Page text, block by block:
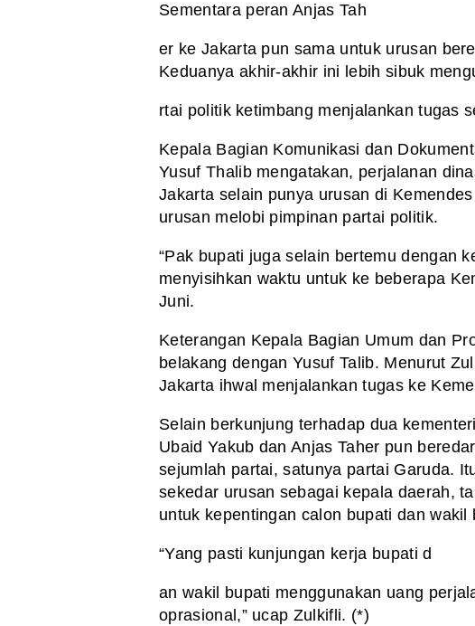
Sementara peran Anjas Tah
er ke Jakarta pun sama untuk urusan
Keduanya akhir-akhir ini lebih sibuk
rtai politik ketimbang menjalankan tugas
Kepala Bagian Komunikasi dan
Yusuf Thalib mengatakan, perjalanan
Jakarta selain punya urusan di
urusan melobi pimpinan partai politik.
“Pak bupati juga selain bertemu dengan
menyisihkan waktu untuk ke beberapa
Juni.
Keterangan Kepala Bagian Umum dan
belakang dengan Yusuf Talib. Menurut
Jakarta ihwal menjalankan tugas ke
Selain berkunjung terhadap dua
Ubaid Yakub dan Anjas Taher pun
sejumlah partai, satunya partai Garuda.
sekedar urusan sebagai kepala daerah,
untuk kepentingan calon bupati dan wakil
“Yang pasti kunjungan kerja bupati d
an wakil bupati menggunakan uang
oprasional,” ucap Zulkifli. (*)